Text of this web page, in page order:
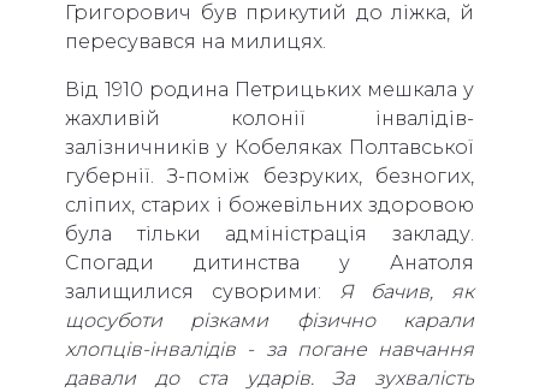
Григорович був прикутий до ліжка, й
пересувався на милицях.
Від 1910 родина Петрицьких мешкала у
жахливій колонії інвалідів-
залізничників у Кобеляках Полтавської
губернії. З-поміж безруких, безногих,
сліпих, старих і божевільних здоровою
була тільки адміністрація закладу.
Спогади дитинства у Анатоля
залищилися суворими: Я бачив, як
щосуботи різками фізично карали
хлопців-інвалідів - за погане навчання
давали до ста ударів. За зухвалість